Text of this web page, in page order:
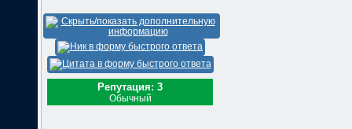
Репутация: 3
Обычный